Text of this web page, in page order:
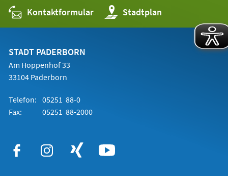
Kontaktformular Stadtplan
(Öffnet
in
einem
STADT PADERBORN
Am Hoppenhof 33
33104 Paderborn
Telefon: 05251 88-0
Fax:
05251 88-2000